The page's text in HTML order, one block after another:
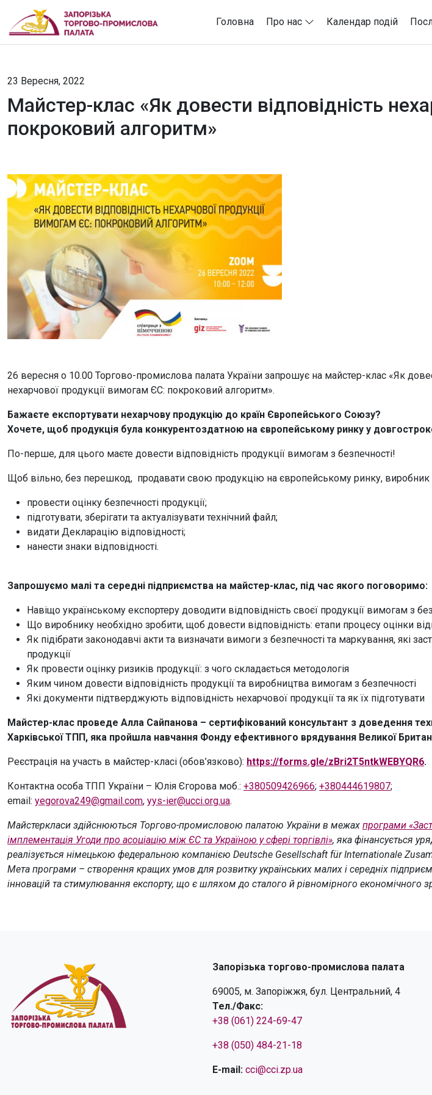
Головна Про нас Календар подій
23 Вересня, 2022
Майстер-клас «Як довести відповідність
покроковий алгоритм»
26 вересня о 10.00 Торгово-промислова палата України запрошує на майстер-клас «Як
нехарчової продукції вимогам ЄС: покроковий алгоритм».
Бажаєте експортувати нехарчову продукцію до країн Європейського Союзу?
Хочете, щоб продукція була конкурентоздатною на європейському ринку у
По-перше, для цього маєте довести відповідність продукції вимогам з безпечності!
Щоб вільно, без перешкод, продавати свою продукцію на європейському ринку, виробник
провести оцінку безпечності продукції;
підготувати, зберігати та актуалізувати технічний файл;
видати Декларацію відповідності;
нанести знаки відповідності.
Запрошуємо малі та середні підприємства на майстер-клас, під час якого поговоримо:
Навіщо українському експортеру доводити відповідність своєї продукції вимогам з
Що виробнику необхідно зробити, щоб довести відповідність: етапи процесу оцінки
Як підібрати законодавчі акти та визначати вимоги з безпечності та маркування, які
продукції
Як провести оцінку ризиків продукції: з чого складається методологія
Яким чином довести відповідність продукції та виробництва вимогам з безпечності
Які документи підтверджують відповідність нехарчової продукції та як їх підготувати
Майстер-клас проведе Алла Сайпанова – сертифікований консультант з доведення
Харківської ТПП, яка пройшла навчання Фонду ефективного врядування Великої
Реєстрація на участь в майстер-класі (обов’язково): https://forms.gle/zBri2T5ntkWEBYQR6.
Контактна особа ТПП України – Юлія Єгорова моб.: +380509426966; +380444619807;
email: yegorova249@gmail.com, yys-ier@ucci.org.ua.
Майстеркласи здійснюються Торгово-промисловою палатою України в межах програми
імплементація Угоди про асоціацію між ЄС та Україною у сфері торгівлі», яка фінансується
реалізується німецькою федеральною компанією Deutsche Gesellschaft für Internationale
Мета програми – створення кращих умов для розвитку українських малих і середніх
інновацій та стимулювання експорту, що є шляхом до сталого й рівномірного економічного
Запорізька торгово-промислова палата
69005, м. Запоріжжя, бул. Центральний, 4
Тел./Факс:
+38 (061) 224-69-47
+38 (050) 484-21-18
E-mail: cci@cci.zp.ua